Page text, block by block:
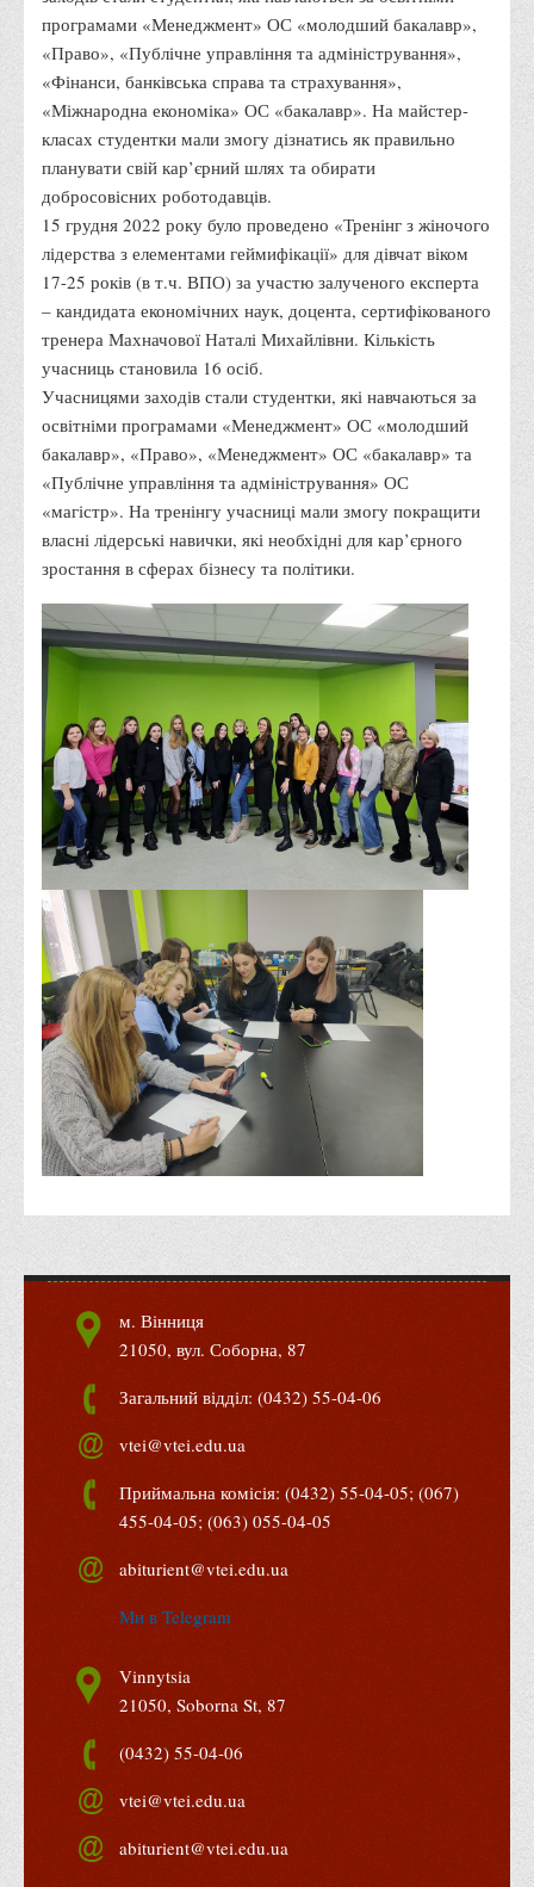
Студентки ВТЕІ ДТЕУ Бантюк Дарина (заступник
Голови Правління ГО «Лабораторія суспільних змін»),
Білошкурська Анастасія та Мурашко Аліна (члени ГО
«Лабораторія суспільних змін») отримали 2 гранти на
проведення заходів в рамках третьої хвилі програми
соціально-культурної інтеграції молоді «Доброго вечора,
ми з України» за підтримки ГО «Молодіжна Платформа»
та у партнерстві з Міністерством молоді та спорту
України.
25 та 26 жовтня 2022 року було проведено два майстер-
класи «First step» для дівчат віком 17-25 років (в т.ч.
ВПО) за участю залучених експертів – викладачів
кафедри менеджменту та адміністрування. Кількість
учасниць за два дні становила 30 людей. Учасницями
заходів стали студентки, які навчаються за освітніми
програмами «Менеджмент» ОС «молодший бакалавр»,
«Право», «Публічне управління та адміністрування»,
«Фінанси, банківська справа та страхування»,
«Міжнародна економіка» ОС «бакалавр». На майстер-
класах студентки мали змогу дізнатись як правильно
планувати свій кар’єрний шлях та обирати
добросовісних роботодавців.
15 грудня 2022 року було проведено «Тренінг з жіночого
лідерства з елементами геймифікації» для дівчат віком
17-25 років (в т.ч. ВПО) за участю залученого експерта
– кандидата економічних наук, доцента, сертифікованого
тренера Махначової Наталі Михайлівни. Кількість
учасниць становила 16 осіб.
Учасницями заходів стали студентки, які навчаються за
освітніми програмами «Менеджмент» ОС «молодший
бакалавр», «Право», «Менеджмент» ОС «бакалавр» та
«Публічне управління та адміністрування» ОС
«магістр». На тренінгу учасниці мали змогу покращити
власні лідерські навички, які необхідні для кар’єрного
зростання в сферах бізнесу та політики.
м. Вінниця
21050, вул. Соборна, 87
Загальний відділ: (0432) 55-04-06